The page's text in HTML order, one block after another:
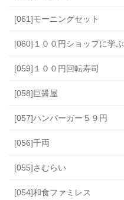
[061]モーニングセット
[060]１００円ショップに学ぶ
[059]１００円回転寿司
[058]巨醤屋
[057]ハンバーガー５９円
[056]千両
[055]さむらい
[054]和食ファミレス